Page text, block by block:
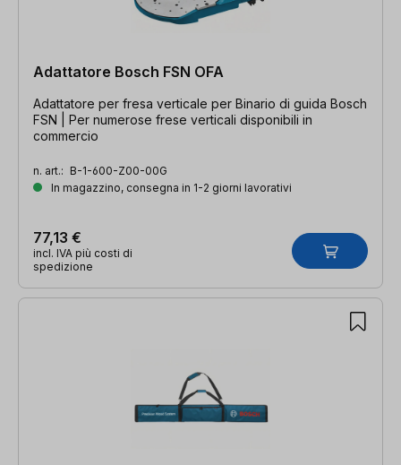
Adattatore Bosch FSN OFA
Adattatore per fresa verticale per Binario di guida Bosch
FSN | Per numerose frese verticali disponibili in
commercio
n. art.: B-1-600-Z00-00G
In magazzino, consegna in 1-2 giorni lavorativi
77,13 €
incl. IVA più costi di
spedizione